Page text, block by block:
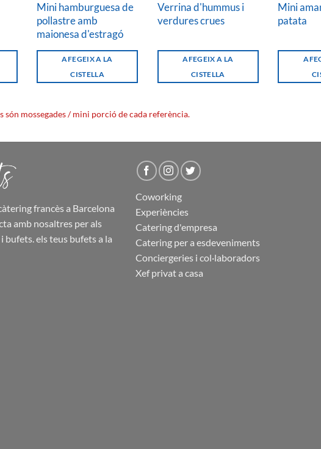
Mini hamburguesa de
pollastre amb
maionesa d'estragó
AFEGEIX A LA
CISTELLA
Verrina d'hummus i
verdures crues
AFEGEIX A LA
CISTELLA
Mini
patata
són mossegades / mini porció de cada referència.
francès a Barcelona
amb nosaltres per als
bufets.els teus bufetsa la
Coworking
Experiències
Catering d'empresa
Catering per a esdeveniments
Conciergeries i col·laboradors
Xef privat a casa